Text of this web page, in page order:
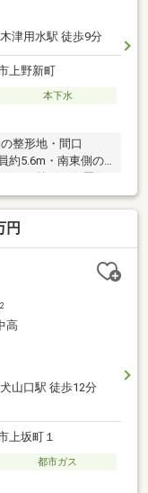
津用水駅 徒歩9分
上野新町
本下水
整形地・間口
約5.6m・南東側の
す・第二種低層住
建ぺい率60％・容
ん お好きなハウ
は現行基準に適合
再築造を要する場
円
2
高
山口駅 徒歩12分
上坂町１
都市ガス